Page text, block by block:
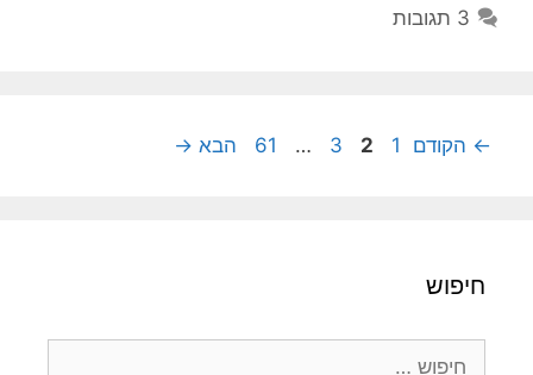
3 תגובות
← הקודם עמוד
1 עמוד
2 עמוד
3
… עמוד
61 הבא →
חיפוש